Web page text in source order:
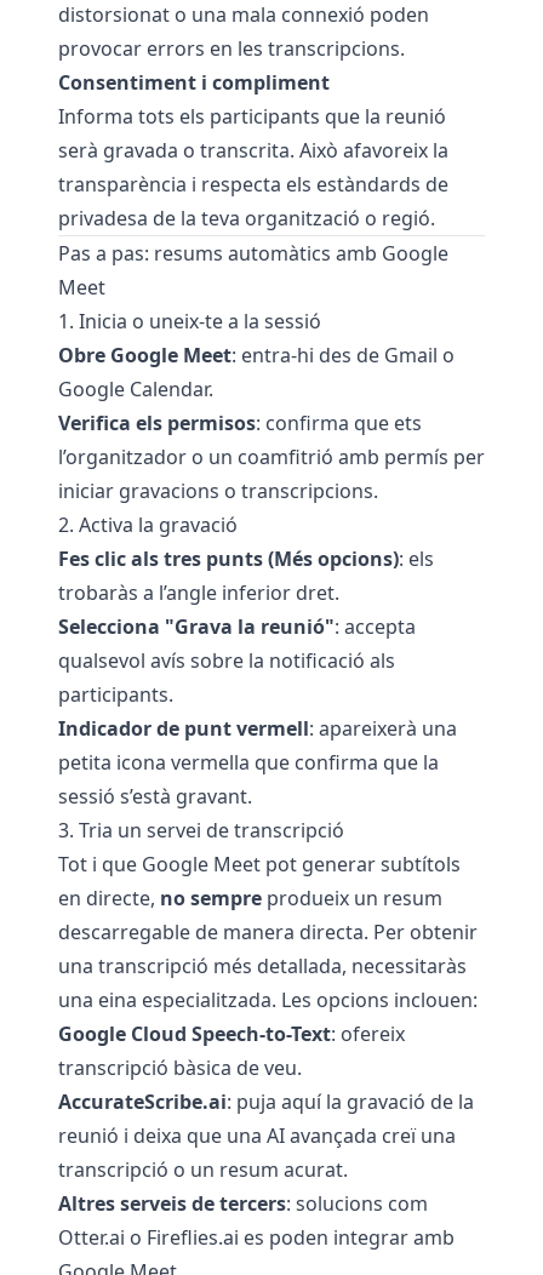
distorsionat o una mala connexió poden
provocar errors en les transcripcions.
Consentiment i compliment
Informa tots els participants que la reunió
serà gravada o transcrita. Això afavoreix la
transparència i respecta els estàndards de
privadesa de la teva organització o regió.
Pas a pas: resums automàtics amb Google
Meet
1. Inicia o uneix-te a la sessió
Obre Google Meet: entra-hi des de Gmail o
Google Calendar.
Verifica els permisos: confirma que ets
l’organitzador o un coamfitrió amb permís per
iniciar gravacions o transcripcions.
2. Activa la gravació
Fes clic als tres punts (Més opcions): els
trobaràs a l’angle inferior dret.
Selecciona "Grava la reunió": accepta
qualsevol avís sobre la notificació als
participants.
Indicador de punt vermell: apareixerà una
petita icona vermella que confirma que la
sessió s’està gravant.
3. Tria un servei de transcripció
Tot i que Google Meet pot generar subtítols
en directe, no sempre produeix un resum
descarregable de manera directa. Per obtenir
una transcripció més detallada, necessitaràs
una eina especialitzada. Les opcions inclouen:
Google Cloud Speech-to-Text: ofereix
transcripció bàsica de veu.
AccurateScribe.ai: puja aquí la gravació de la
reunió i deixa que una AI avançada creï una
transcripció o un resum acurat.
Altres serveis de tercers: solucions com
Otter.ai o Fireflies.ai es poden integrar amb